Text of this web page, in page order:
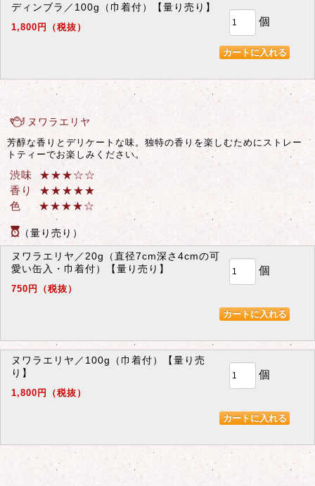
ディンブラ／100g（巾着付）【量り売り】
1,800円（税抜） 個
ヌワラエリヤ
芳醇な香りとデリケートな味。独特の香りを楽しむためにストレー
トティーでお楽しみください。
渋味 ★★★☆☆
香り ★★★★★
色 ★★★★☆
（量り売り）
ヌワラエリヤ／20g（直径7cm深さ4cmの可
愛い缶入・巾着付）【量り売り】
750円（税抜）
個
ヌワラエリヤ／100g（巾着付）【量り売
り】
1,800円（税抜）
個